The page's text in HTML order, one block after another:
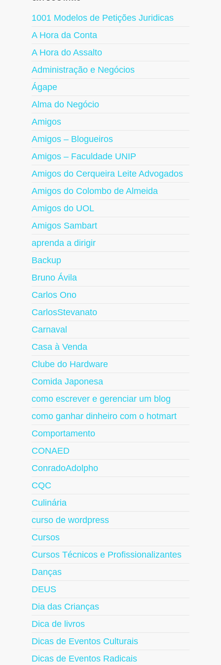
1001 Modelos de Petições Juridicas
A Hora da Conta
A Hora do Assalto
Administração e Negócios
Ágape
Alma do Negócio
Amigos
Amigos – Blogueiros
Amigos – Faculdade UNIP
Amigos do Cerqueira Leite Advogados
Amigos do Colombo de Almeida
Amigos do UOL
Amigos Sambart
aprenda a dirigir
Backup
Bruno Ávila
Carlos Ono
CarlosStevanato
Carnaval
Casa à Venda
Clube do Hardware
Comida Japonesa
como escrever e gerenciar um blog
como ganhar dinheiro com o hotmart
Comportamento
CONAED
ConradoAdolpho
CQC
Culinária
curso de wordpress
Cursos
Cursos Técnicos e Profissionalizantes
Danças
DEUS
Dia das Crianças
Dica de livros
Dicas de Eventos Culturais
Dicas de Eventos Radicais